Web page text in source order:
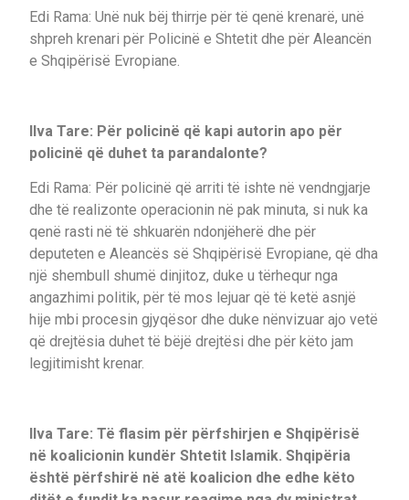
Edi Rama: Unë nuk bëj thirrje për të qenë krenarë, unë
shpreh krenari për Policinë e Shtetit dhe për Aleancën
e Shqipërisë Evropiane.
Ilva Tare: Për policinë që kapi autorin apo për
policinë që duhet ta parandalonte?
Edi Rama: Për policinë që arriti të ishte në vendngjarje
dhe të realizonte operacionin në pak minuta, si nuk ka
qenë rasti në të shkuarën ndonjëherë dhe për
deputeten e Aleancës së Shqipërisë Evropiane, që dha
një shembull shumë dinjitoz, duke u tërhequr nga
angazhimi politik, për të mos lejuar që të ketë asnjë
hije mbi procesin gjyqësor dhe duke nënvizuar ajo vetë
që drejtësia duhet të bëjë drejtësi dhe për këto jam
legjitimisht krenar.
Ilva Tare: Të flasim për përfshirjen e Shqipërisë
në koalicionin kundër Shtetit Islamik. Shqipëria
është përfshirë në atë koalicion dhe edhe këto